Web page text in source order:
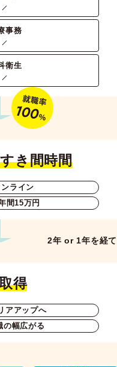
事務
衛生
き間時間
ライン
間15万円
2年 or 1年を経て
得
アアップへ
の幅広がる